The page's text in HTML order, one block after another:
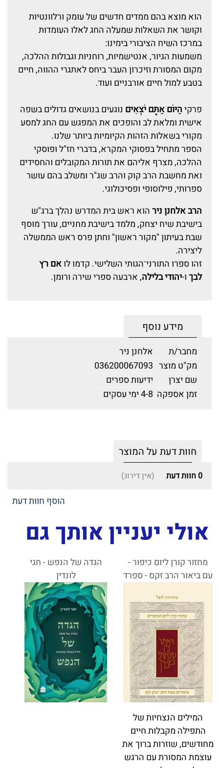
הוא מוצא בהם ממדים חדשים של עומק ורלוונטיות
וקושר את השאלות שמעלה החג לאלו העומדות
במרכז השיח הציבורי בימינו:
משמעות הגיור, אנטישמיות, רוחניות וגבולות ההלכה,
מקום המסורת וזיכרון העבר ביחס לאתגרי ההווה, חיים
בטבע למול חיים אורבניים ועוד.
פרקיהַיּוֹם אַתֶּם יֹצְאִים נוגעים בנושאים גדולים בשפה
אישית ומלאת לב והופכים את המפגש עם החג למסע
מקורי בשאלות הזהות הקיומיות ביותר שלנו.
הספר מתחיל בפסוקי המקרא, בדברי חז"ל ופוסקי
ההלכה, מצרף אליהם את תורות המקובלים והחסידים
ואת מחשבת הרב קוק והרב שג"ר ומשלב בהם עושר
ספרותי, פילוסופי ופסיכולוגי.
הרב אלחנן נירהוא ראש בית המדרש נהלך ברג"ש
בישיבת שיח יצחק, מלמד בישיבת מחניים, עורך מוסף
שבת בעיתון "מקור ראשון" וחתן פרס ראש הממשלה
ליצירה.
זהו ספרו התורני־הגותי השלישי. קדמו לואם רץ
לבךו-יהודי בלילה, ארבעה ספרי שירה ורומן.
מידע נוסף
מחבר/ת
אלחנן ניר
מק"ט מוצר 036200067093
שם יצרן
ידיעות ספרים
זמן אספקה 4-8 ימי עסקים
חוות דעת על המוצר
0 חוות דעת (אין דירוג)
הוסף חוות דעת
אולי יעניין אותך גם
מחזור קורן ליום כיפור -
עם ביאור הרב זקס - ספרד
המילים הנצחיות של
התפילה מקבלות חיים
מחודשים, שוזרות ברוך את
עוצמת המסורת עם הרגש
הגדה של הנפש - חגי
לונדין